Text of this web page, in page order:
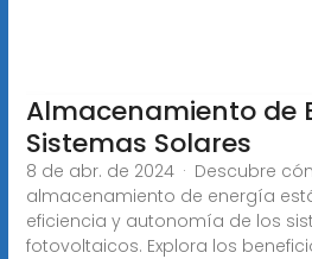
Almacenamiento de
Sistemas Solares
8 de abr. de 2024 · Descubre
almacenamiento de energía
eficiencia y autonomía de los
fotovoltaicos. Explora los